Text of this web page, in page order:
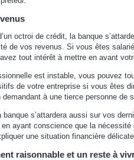
octroi de crédit, la banque
de vos revenus. Si vous êtes
tout intérêt à mettre en avant
est instable, vous pouvez
de votre entreprise si vous êtes
à une tierce personne de
s’attardera aussi sur vos
ayant conscience que la
une situation financière
raisonnable et un reste à